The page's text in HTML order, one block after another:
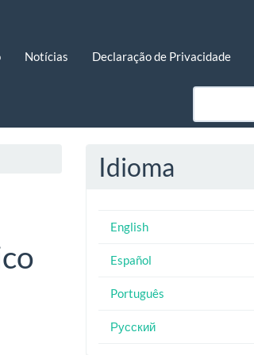
Notícias Declaração de Privacidade
Idioma
English
Español
Português
Русский